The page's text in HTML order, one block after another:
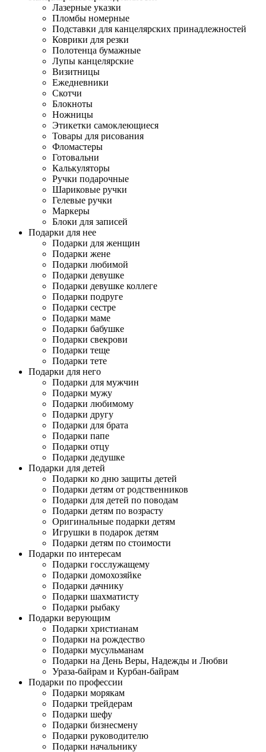
Лазерные указки
Пломбы номерные
Подставки для канцелярских принадлежностей
Коврики для резки
Полотенца бумажные
Лупы канцелярские
Визитницы
Ежедневники
Скотчи
Блокноты
Ножницы
Этикетки самоклеющиеся
Товары для рисования
Фломастеры
Готовальни
Калькуляторы
Ручки подарочные
Шариковые ручки
Гелевые ручки
Маркеры
Блоки для записей
Подарки для нее
Подарки для женщин
Подарки жене
Подарки любимой
Подарки девушке
Подарки девушке коллеге
Подарки подруге
Подарки сестре
Подарки маме
Подарки бабушке
Подарки свекрови
Подарки теще
Подарки тете
Подарки для него
Подарки для мужчин
Подарки мужу
Подарки любимому
Подарки другу
Подарки для брата
Подарки папе
Подарки отцу
Подарки дедушке
Подарки для детей
Подарки ко дню защиты детей
Подарки детям от родственников
Подарки для детей по поводам
Подарки детям по возрасту
Оригинальные подарки детям
Игрушки в подарок детям
Подарки детям по стоимости
Подарки по интересам
Подарки госслужащему
Подарки домохозяйке
Подарки дачнику
Подарки шахматисту
Подарки рыбаку
Подарки верующим
Подарки христианам
Подарки на рождество
Подарки мусульманам
Подарки на День Веры, Надежды и Любви
Ураза-байрам и Курбан-байрам
Подарки по профессии
Подарки морякам
Подарки трейдерам
Подарки шефу
Подарки бизнесмену
Подарки руководителю
Подарки начальнику